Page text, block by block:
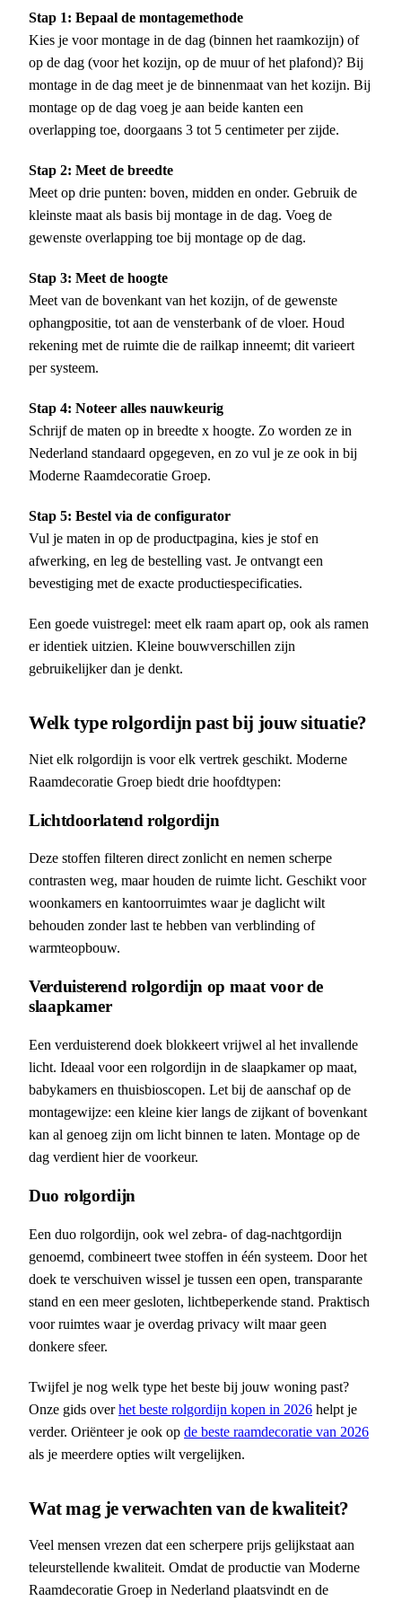
Stap 1: Bepaal de montagemethode
Kies je voor montage in de dag (binnen het raamkozijn) of
op de dag (voor het kozijn, op de muur of het plafond)? Bij
montage in de dag meet je de binnenmaat van het kozijn. Bij
montage op de dag voeg je aan beide kanten een
overlapping toe, doorgaans 3 tot 5 centimeter per zijde.
Stap 2: Meet de breedte
Meet op drie punten: boven, midden en onder. Gebruik de
kleinste maat als basis bij montage in de dag. Voeg de
gewenste overlapping toe bij montage op de dag.
Stap 3: Meet de hoogte
Meet van de bovenkant van het kozijn, of de gewenste
ophangpositie, tot aan de vensterbank of de vloer. Houd
rekening met de ruimte die de railkap inneemt; dit varieert
per systeem.
Stap 4: Noteer alles nauwkeurig
Schrijf de maten op in breedte x hoogte. Zo worden ze in
Nederland standaard opgegeven, en zo vul je ze ook in bij
Moderne Raamdecoratie Groep.
Stap 5: Bestel via de configurator
Vul je maten in op de productpagina, kies je stof en
afwerking, en leg de bestelling vast. Je ontvangt een
bevestiging met de exacte productiespecificaties.
Een goede vuistregel: meet elk raam apart op, ook als ramen
er identiek uitzien. Kleine bouwverschillen zijn
gebruikelijker dan je denkt.
Welk type rolgordijn past bij jouw situatie?
Niet elk rolgordijn is voor elk vertrek geschikt. Moderne
Raamdecoratie Groep biedt drie hoofdtypen:
Lichtdoorlatend rolgordijn
Deze stoffen filteren direct zonlicht en nemen scherpe
contrasten weg, maar houden de ruimte licht. Geschikt voor
woonkamers en kantoorruimtes waar je daglicht wilt
behouden zonder last te hebben van verblinding of
warmteopbouw.
Verduisterend rolgordijn op maat voor de
slaapkamer
Een verduisterend doek blokkeert vrijwel al het invallende
licht. Ideaal voor een rolgordijn in de slaapkamer op maat,
babykamers en thuisbioscopen. Let bij de aanschaf op de
montagewijze: een kleine kier langs de zijkant of bovenkant
kan al genoeg zijn om licht binnen te laten. Montage op de
dag verdient hier de voorkeur.
Duo rolgordijn
Een duo rolgordijn, ook wel zebra- of dag-nachtgordijn
genoemd, combineert twee stoffen in één systeem. Door het
doek te verschuiven wissel je tussen een open, transparante
stand en een meer gesloten, lichtbeperkende stand. Praktisch
voor ruimtes waar je overdag privacy wilt maar geen
donkere sfeer.
Twijfel je nog welk type het beste bij jouw woning past?
Onze gids overhet beste rolgordijn kopen in 2026 helpt je
verder. Oriënteer je ook op de beste raamdecoratie van 2026
als je meerdere opties wilt vergelijken.
Wat mag je verwachten van de kwaliteit?
Veel mensen vrezen dat een scherpere prijs gelijkstaat aan
teleurstellende kwaliteit. Omdat de productie van Moderne
Raamdecoratie Groep in Nederland plaatsvindt en de